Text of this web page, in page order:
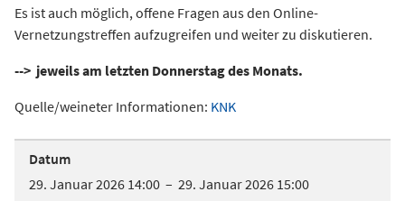
Es ist auch möglich, offene Fragen aus den Online-
Vernetzungstreffen aufzugreifen und weiter zu diskutieren.
--> jeweils am letzten Donnerstag des Monats.
Quelle/weineter Informationen: KNK
Datum
29. Januar 2026 14:00 – 29. Januar 2026 15:00